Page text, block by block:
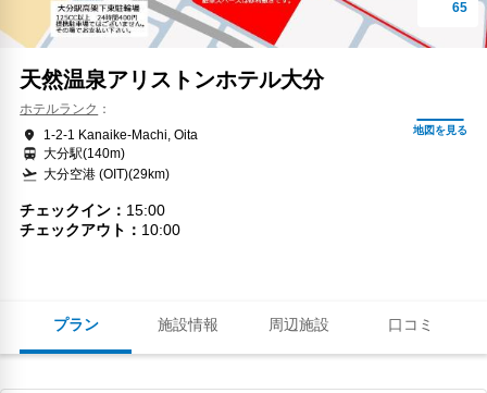
プラン 施設情報 周辺施設 口コミ
天然温泉アリストンホテル大分
ホテルランク
1-2-1 Kanaike-Machi, Oita
大分駅(140m)
大分空港 (OIT)(29km)
チェックイン
15:00
チェックアウト
10:00